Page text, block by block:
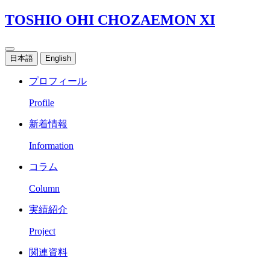
TOSHIO OHI CHOZAEMON XI
日本語 English
プロフィール
Profile
新着情報
Information
コラム
Column
実績紹介
Project
関連資料